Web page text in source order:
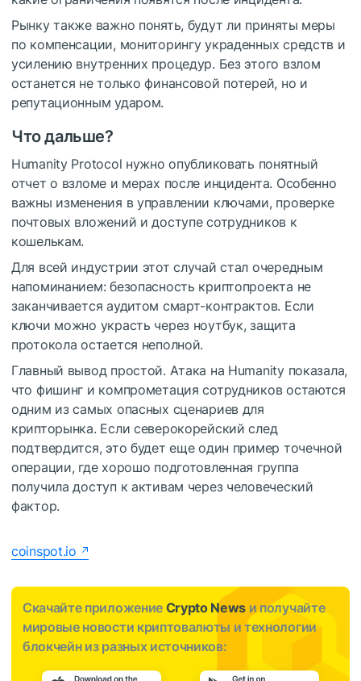
Рынку также важно понять, будут ли приняты меры
по компенсации, мониторингу украденных средств и
усилению внутренних процедур. Без этого взлом
останется не только финансовой потерей, но и
репутационным ударом.
Что дальше?
Humanity Protocol нужно опубликовать понятный
отчет о взломе и мерах после инцидента. Особенно
важны изменения в управлении ключами, проверке
почтовых вложений и доступе сотрудников к
кошелькам.
Для всей индустрии этот случай стал очередным
напоминанием: безопасность криптопроекта не
заканчивается аудитом смарт-контрактов. Если
ключи можно украсть через ноутбук, защита
протокола остается неполной.
Главный вывод простой. Атака на Humanity показала,
что фишинг и компрометация сотрудников остаются
одним из самых опасных сценариев для
крипторынка. Если северокорейский след
подтвердится, это будет еще один пример точечной
операции, где хорошо подготовленная группа
получила доступ к активам через человеческий
фактор.
coinspot.io
Скачайте приложение Crypto News и получайте
мировые новости криптовалюты и технологии
блокчейн из разных источников: